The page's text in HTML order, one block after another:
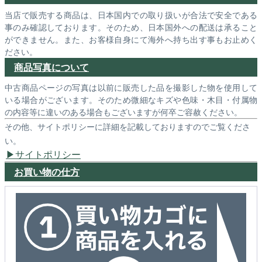
当店で販売する商品は、日本国内での取り扱いが合法で安全である
事のみ確認しております。そのため、日本国外への配送は承ること
ができません。また、お客様自身にて海外へ持ち出す事もお止めく
ださい。
商品写真について
中古商品ページの写真は以前に販売した品を撮影した物を使用して
いる場合がございます。そのため微細なキズや色味・木目・付属物
の内容等に違いのある場合もございますが何卒ご容赦ください。
その他、サイトポリシーに詳細を記載しておりますのでご覧くださ
い。
サイトポリシー
お買い物の仕方